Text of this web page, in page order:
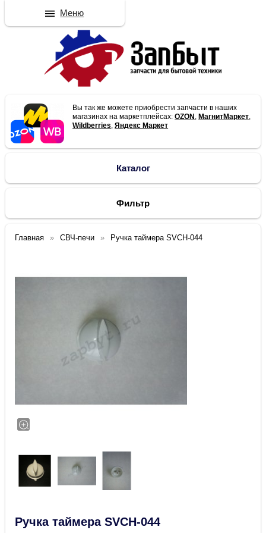
Вы так же можете приобрести запчасти в наших
магазинах на маркетплейсах:OZON , МагнитМаркет,
Wildberries,Яндекс Маркет
Каталог
Фильтр
Главная СВЧ-печи Ручка таймера SVCH-044
Ручка таймера SVCH-044
Меню